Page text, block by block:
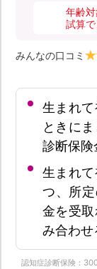
年齢
試算
みんなの口コミ
生まれ
ときに
診断保険
生まれ
つ、所
金を受
み合わせ
認知症診断保険：